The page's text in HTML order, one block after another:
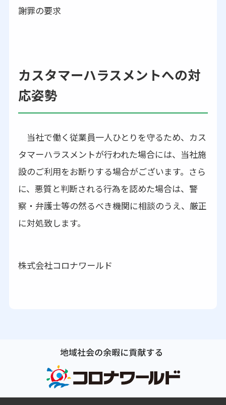
謝罪の要求
カスタマーハラスメントへの対
応姿勢
当社で働く従業員一人ひとりを守るため、カス
タマーハラスメントが行われた場合には、当社施
設のご利用をお断りする場合がございます。さら
に、悪質と判断される行為を認めた場合は、警
察・弁護士等の然るべき機関に相談のうえ、厳正
に対処致します。
株式会社コロナワールド